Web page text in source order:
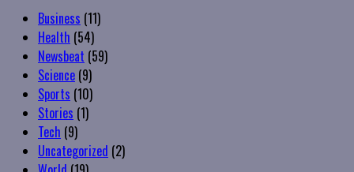
Business (11)
Health (54)
Newsbeat (59)
Science (9)
Sports (10)
Stories (1)
Tech (9)
Uncategorized (2)